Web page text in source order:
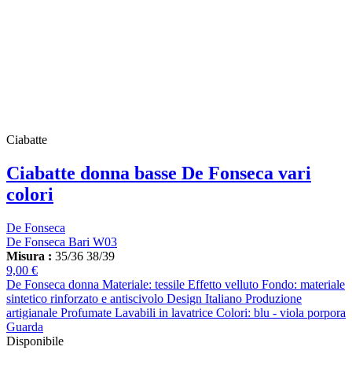
Disponibile
Ciabatte
Ciabatte donna basse De Fonseca vari
colori
De Fonseca
De Fonseca Bari W03
Misura : 35/36 38/39
9,00 €
De Fonseca donna Materiale: tessile Effetto velluto Fondo: materiale
sintetico rinforzato e antiscivolo Design Italiano Produzione
artigianale Profumate Lavabili in lavatrice Colori: blu - viola porpora
Guarda